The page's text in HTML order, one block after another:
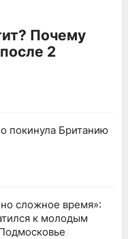
Почему
2
покинула Британию
сложное время»:
к молодым